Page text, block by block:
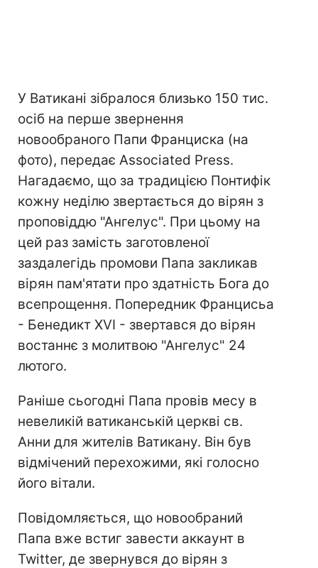
У Ватикані зібралося близько 150 тис.
осіб на перше звернення
новообраного Папи Франциска (на
фото), передає Associated Press.
Нагадаємо, що за традицією Понтифік
кожну неділю звертається до вірян з
проповіддю "Ангелус". При цьому на
цей раз замість заготовленої
заздалегідь промови Папа закликав
вірян пам'ятати про здатність Бога до
всепрощення. Попередник Францисьа
- Бенедикт XVI - звертався до вірян
востаннє з молитвою "Ангелус" 24
лютого.
Раніше сьогодні Папа провів месу в
невеликій ватиканській церкві св.
Анни для жителів Ватикану. Він був
відмічений перехожими, які голосно
його вітали.
Повідомляється, що новообраний
Папа вже встиг завести аккаунт в
Twitter, де звернувся до вірян з